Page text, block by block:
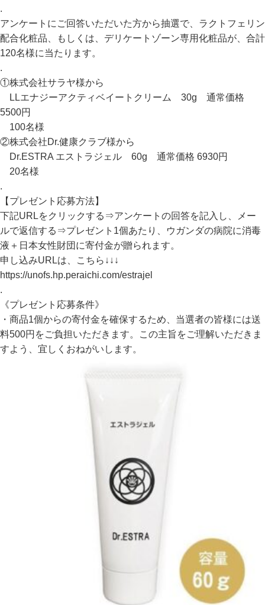
.
アンケートにご回答いただいた方から抽選で、ラクトフェリン
配合化粧品、もしくは、デリケートゾーン専用化粧品が、合計
120名様に当たります。
.
①株式会社サラヤ様から
LLエナジーアクティベイートクリーム 30g 通常価格
5500円
100名様
②株式会社Dr.健康クラブ様から
Dr.ESTRA エストラジェル 60g 通常価格 6930円
20名様
.
【プレゼント応募方法】
下記URLをクリックする⇒アンケートの回答を記入し、メー
ルで返信する⇒プレゼント1個あたり、ウガンダの病院に消毒
液＋日本女性財団に寄付金が贈られます。
申し込みURLは、こちら↓↓↓
https://unofs.hp.peraichi.com/estrajel
.
《プレゼント応募条件》
・商品1個からの寄付金を確保するため、当選者の皆様には送
料500円をご負担いただきます。この主旨をご理解いただきま
すよう、宜しくおねがいします。